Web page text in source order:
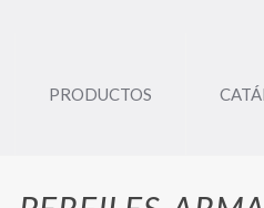
PRODUCTOS